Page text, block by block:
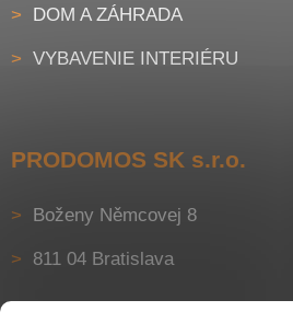
DOM A ZÁHRADA
VYBAVENIE INTERIÉRU
PRODOMOS SK s.r.o.
Boženy Němcovej 8
811 04 Bratislava